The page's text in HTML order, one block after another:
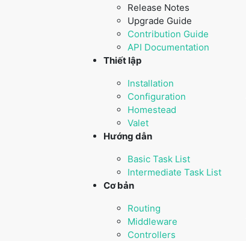
Release Notes
Upgrade Guide
Contribution Guide
API Documentation
Thiết lập
Installation
Configuration
Homestead
Valet
Hướng dẫn
Basic Task List
Intermediate Task List
Cơ bản
Routing
Middleware
Controllers